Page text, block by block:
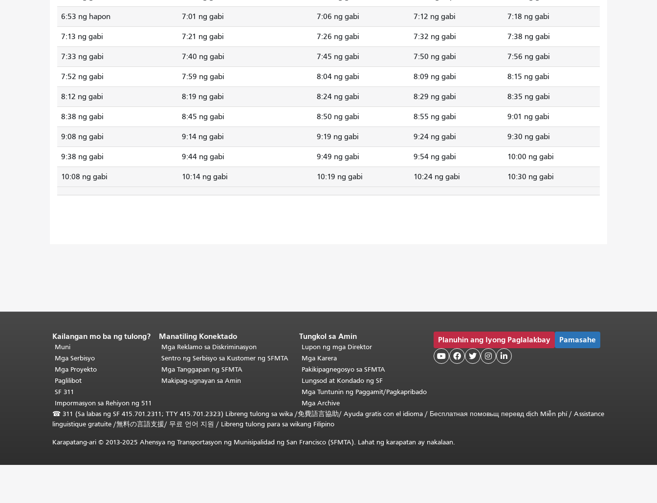
6:53 ng hapon 7:01 ng gabi 7:06 ng gabi 7:12 ng gabi 7:18 ng gabi
7:13 ng gabi 7:21 ng gabi 7:26 ng gabi 7:32 ng gabi 7:38 ng gabi
7:33 ng gabi 7:40 ng gabi 7:45 ng gabi 7:50 ng gabi 7:56 ng gabi
7:52 ng gabi 7:59 ng gabi 8:04 ng gabi 8:09 ng gabi 8:15 ng gabi
8:12 ng gabi 8:19 ng gabi 8:24 ng gabi 8:29 ng gabi 8:35 ng gabi
8:38 ng gabi 8:45 ng gabi 8:50 ng gabi 8:55 ng gabi 9:01 ng gabi
9:08 ng gabi 9:14 ng gabi 9:19 ng gabi 9:24 ng gabi 9:30 ng gabi
9:38 ng gabi 9:44 ng gabi 9:49 ng gabi 9:54 ng gabi 10:00 ng gabi
10:08 ng gabi 10:14 ng gabi 10:19 ng gabi 10:24 ng gabi 10:30 ng gabi
Katapusan
ng
nilalaman
ng
pahina.Ang
natitirang
pahinang
ito
ay
Kailangan mo ba ng tulong?
Muni
Mga Serbisyo
Mga Proyekto
Paglilibot
SF 311
Impormasyon sa Rehiyon ng 511
Manatiling Konektado
Mga Reklamo sa Diskriminasyon
Sentro ng Serbisyo sa Kustomer ng SFMTA
Mga Tanggapan ng SFMTA
Makipag-ugnayan sa Amin
Tungkol sa Amin
Lupon ng mga Direktor
Mga Karera
Pakikipagnegosyo sa SFMTA
Lungsod at Kondado ng SF
Mga Tuntunin ng Paggamit/Pagkapribado
Mga Archive
Planuhin ang Iyong Paglalakbay Pamasahe
    
☎ 311 (Sa labas ng SF 415.701.2311; TTY 415.701.2323) Libreng tulong sa wika /免費語言協助/ Ayuda gratis con el idioma / Бесплатная помовьщ перевд dịch Miễn phí/ Assistance
linguistique gratuite /無料の言語支援/ 무료 언어 지원 / Libreng tulong para sa wikang Filipino
Karapatang-ari © 2013-2025 Ahensya ng Transportasyon ng Munisipalidad ng San Francisco (SFMTA). Lahat ng karapatan ay nakalaan.